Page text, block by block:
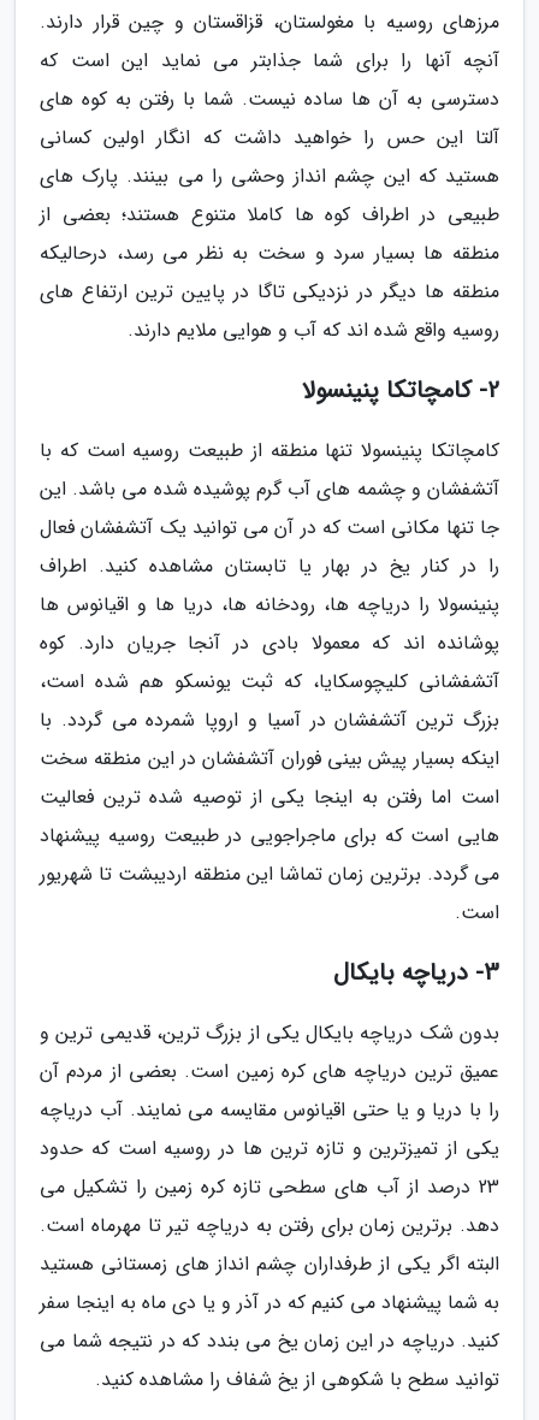
مرزهای روسیه با مغولستان، قزاقستان و چین قرار دارند.
آنچه آنها را برای شما جذابتر می نماید این است که
دسترسی به آن ها ساده نیست. شما با رفتن به کوه های
آلتا این حس را خواهید داشت که انگار اولین کسانی
هستید که این چشم انداز وحشی را می بینند. پارک های
طبیعی در اطراف کوه ها کاملا متنوع هستند؛ بعضی از
منطقه ها بسیار سرد و سخت به نظر می رسد، درحالیکه
منطقه ها دیگر در نزدیکی تاگا در پایین ترین ارتفاع های
روسیه واقع شده اند که آب و هوایی ملایم دارند.
2- کامچاتکا پنینسولا
کامچاتکا پنینسولا تنها منطقه از طبیعت روسیه است که با
آتشفشان و چشمه های آب گرم پوشیده شده می باشد. این
جا تنها مکانی است که در آن می توانید یک آتشفشان فعال
را در کنار یخ در بهار یا تابستان مشاهده کنید. اطراف
پنینسولا را دریاچه ها، رودخانه ها، دریا ها و اقیانوس ها
پوشانده اند که معمولا بادی در آنجا جریان دارد. کوه
آتشفشانی کلیچوسکایا، که ثبت یونسکو هم شده است،
بزرگ ترین آتشفشان در آسیا و اروپا شمرده می گردد. با
اینکه بسیار پیش بینی فوران آتشفشان در این منطقه سخت
است اما رفتن به اینجا یکی از توصیه شده ترین فعالیت
هایی است که برای ماجراجویی در طبیعت روسیه پیشنهاد
می گردد. برترین زمان تماشا این منطقه اردیبشت تا شهریور
است.
3- دریاچه بایکال
بدون شک دریاچه بایکال یکی از بزرگ ترین، قدیمی ترین و
عمیق ترین دریاچه های کره زمین است. بعضی از مردم آن
را با دریا و یا حتی اقیانوس مقایسه می نمایند. آب دریاچه
یکی از تمیزترین و تازه ترین ها در روسیه است که حدود
23 درصد از آب های سطحی تازه کره زمین را تشکیل می
دهد. برترین زمان برای رفتن به دریاچه تیر تا مهرماه است.
البته اگر یکی از طرفداران چشم انداز های زمستانی هستید
به شما پیشنهاد می کنیم که در آذر و یا دی ماه به اینجا سفر
کنید. دریاچه در این زمان یخ می بندد که در نتیجه شما می
توانید سطح با شکوهی از یخ شفاف را مشاهده کنید.